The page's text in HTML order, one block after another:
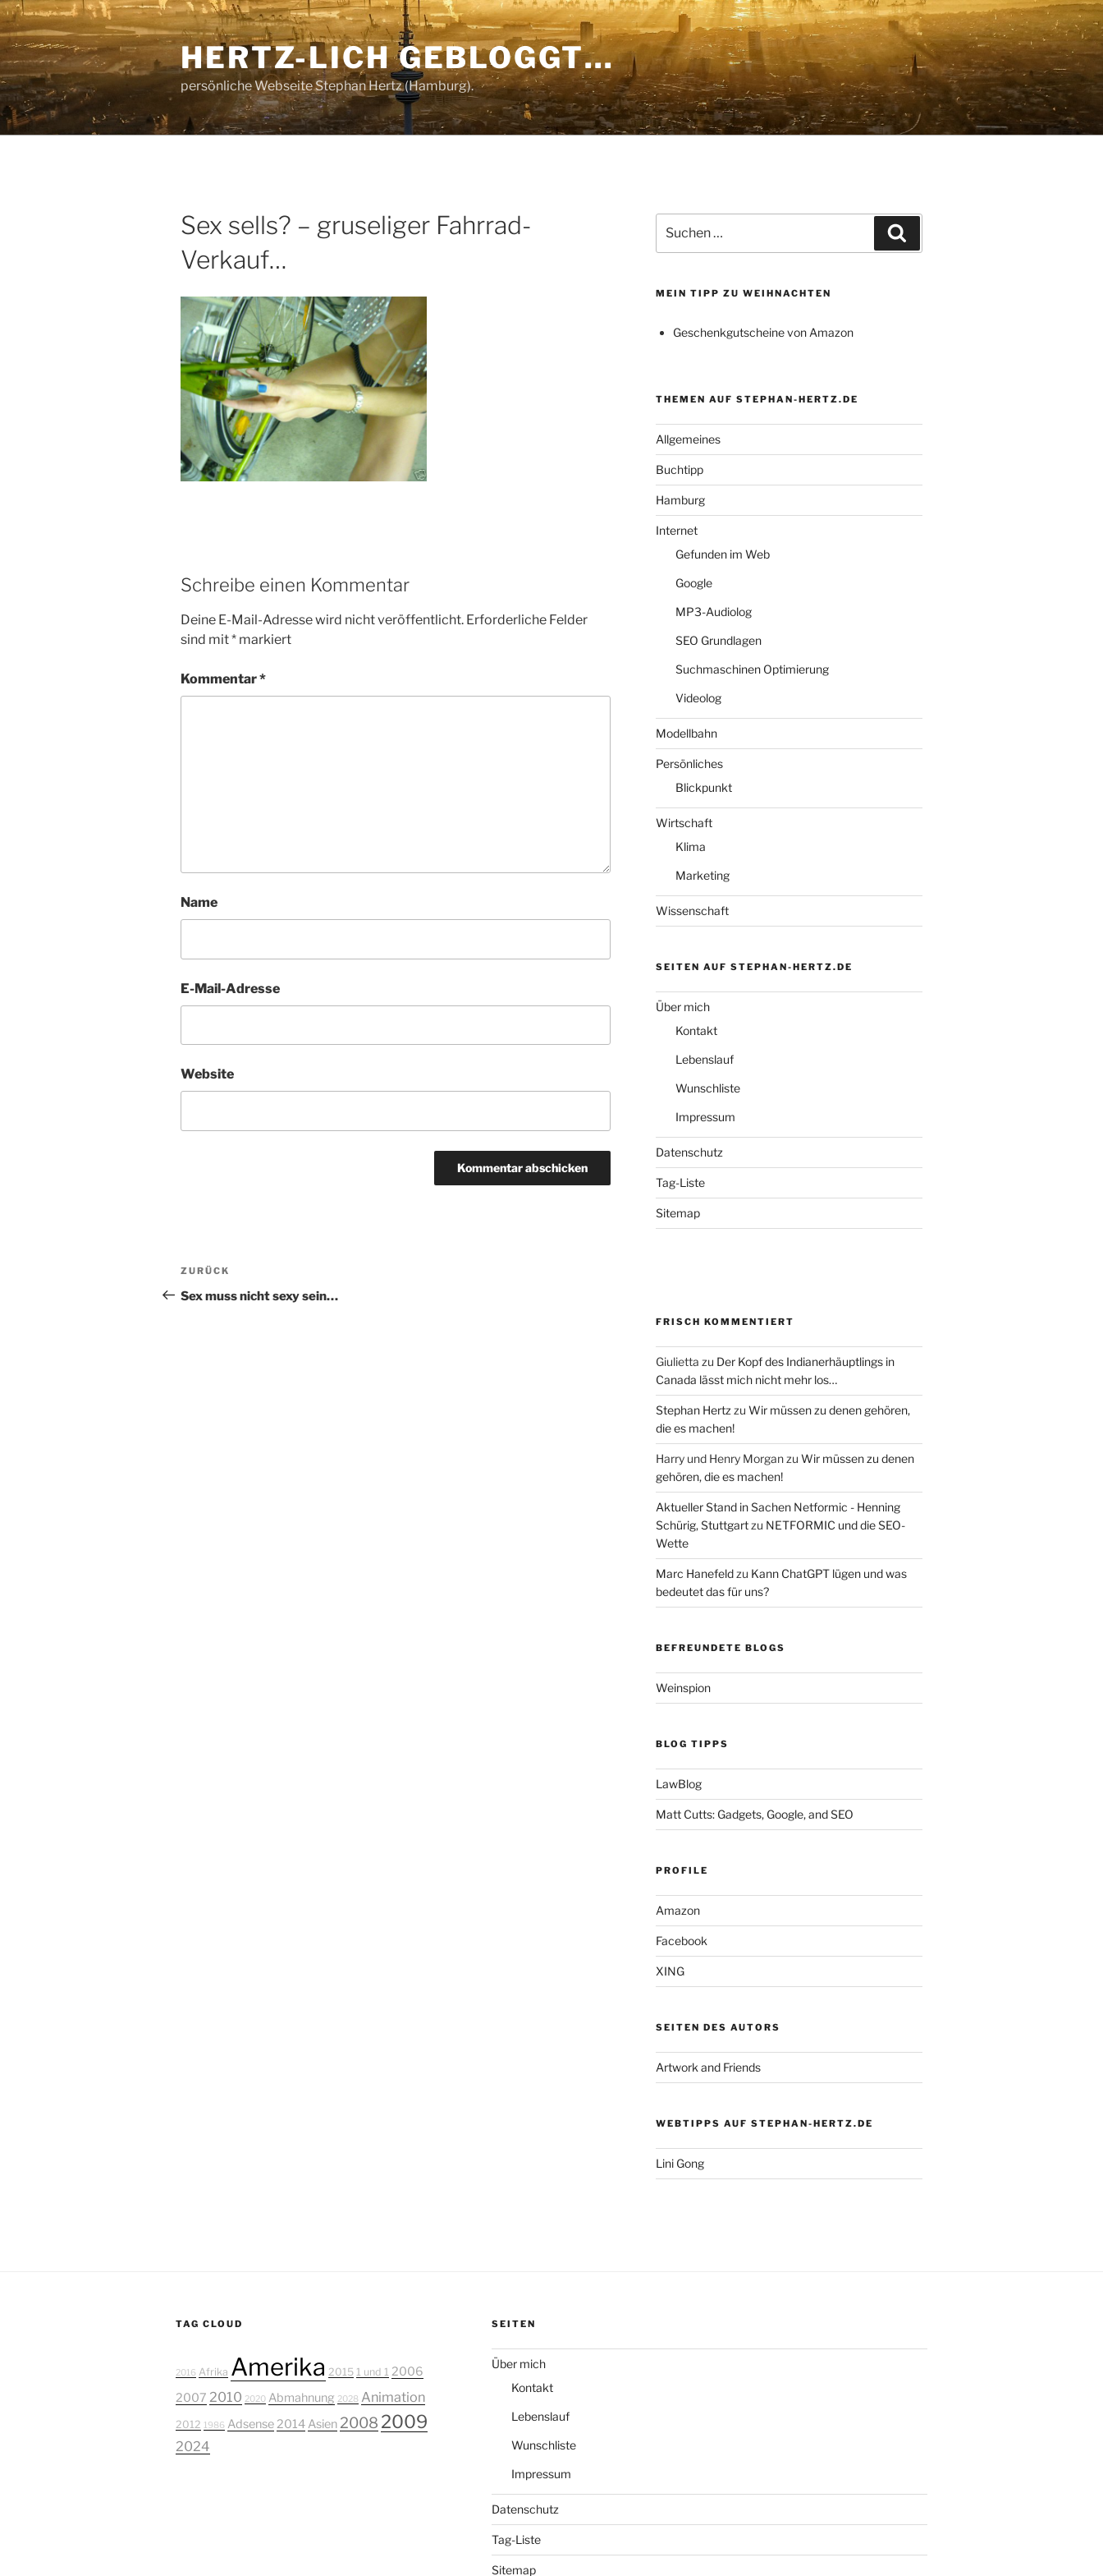
Zum
Inhalt
springen
HERTZ-LICH GEBLOGGT…
persönliche Webseite Stephan Hertz (Hamburg).
Sex sells? – gruseliger Fahrrad-
Verkauf…
Schreibe einen Kommentar
Deine E-Mail-Adresse wird nicht veröffentlicht. Erforderliche Felder
sind mit* markiert
Kommentar*
Name
E-Mail-Adresse
Website
Beitragsnavigation
Vorheriger
Beitrag
ZURÜCK
Sex muss nicht sexy sein…
nach:
MEIN TIPP ZU WEIHNACHTEN
Geschenkgutscheine von Amazon
THEMEN AUF STEPHAN-HERTZ.DE
Allgemeines
Buchtipp
Hamburg
Internet
Gefunden im Web
Google
MP3-Audiolog
SEO Grundlagen
Suchmaschinen Optimierung
Videolog
Modellbahn
Persönliches
Blickpunkt
Wirtschaft
Klima
Marketing
Wissenschaft
SEITEN AUF STEPHAN-HERTZ.DE
Über mich
Kontakt
Lebenslauf
Wunschliste
Impressum
Datenschutz
Tag-Liste
Sitemap
FRISCH KOMMENTIERT
Giulietta zu Der Kopf des Indianerhäuptlings in
Canada lässt mich nicht mehr los…
Stephan Hertz zu Wir müssen zu denen gehören,
die es machen!
Harry und Henry Morganzu Wir müssen zu denen
gehören, die es machen!
Aktueller Stand in Sachen Netformic - Henning
Schürig, Stuttgartzu NETFORMIC und die SEO-
Wette
Marc Hanefeldzu Kann ChatGPT lügen und was
bedeutet das für uns?
BEFREUNDETE BLOGS
Weinspion
BLOG TIPPS
LawBlog
Matt Cutts: Gadgets, Google, and SEO
PROFILE
Amazon
Facebook
XING
SEITEN DES AUTORS
Artwork and Friends
WEBTIPPS AUF STEPHAN-HERTZ.DE
Lini Gong
TAG CLOUD
2016 Afrika Amerika 2015 1 und 1 2006
2007 2010 2020 Abmahnung 2028 Animation
2012 1986 Adsense2014 Asien 2008 2009
2024
SEITEN
Über mich
Kontakt
Lebenslauf
Wunschliste
Impressum
Datenschutz
Tag-Liste
Sitemap